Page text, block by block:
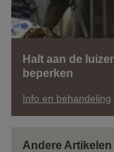
Halt aan de
beperken
Info en behandeling
Andere Artikelen